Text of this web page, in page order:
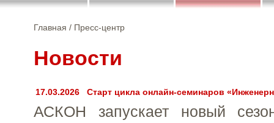
Главная / Пресс-центр
Новости
17.03.2026 Старт цикла онлайн-семинаров
АСКОН запускает новый